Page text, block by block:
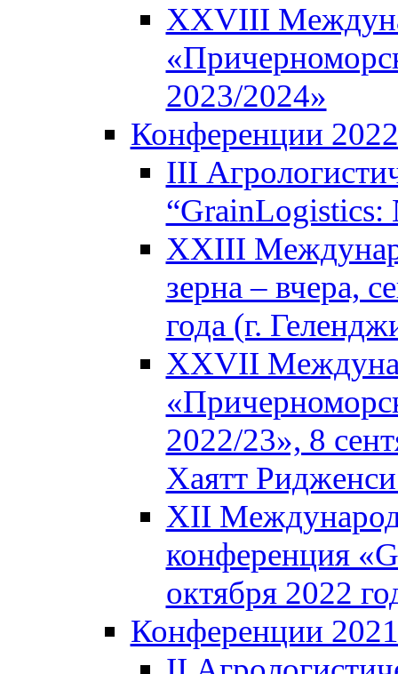
XXVIII
2023/2024»
Конференции 2022
III
“GrainLogistics:
XXIII
зерна – вчера,
года (г.
XXVII
2022/23», 8
Хаятт
XII
конференция
октября 2022
Конференции 2021